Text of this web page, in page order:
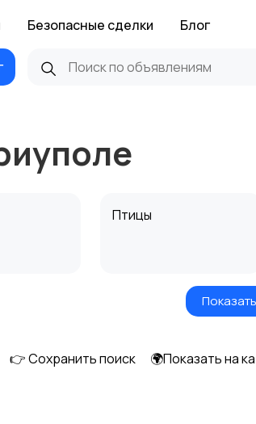
Безопасные сделки Блог
Птицы
Аквариумистика
👉 Сохранить поиск 🌍Показать на